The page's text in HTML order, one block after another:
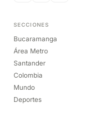
SECCIONES
Bucaramanga
Área Metro
Santander
Colombia
Mundo
Deportes